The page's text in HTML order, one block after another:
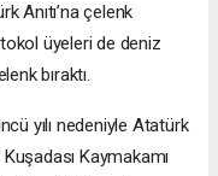
Anıtı’na çelenk
üyeleri de deniz
bıraktı.
yılı nedeniyle Atatürk
Kaymakamı